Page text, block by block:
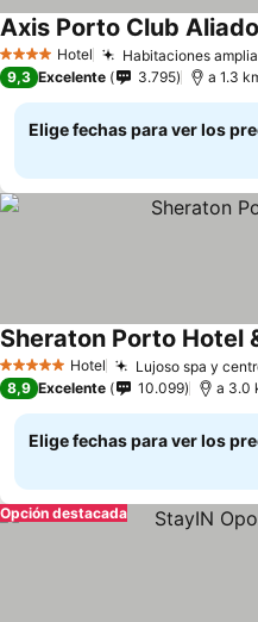
4 EstrellasHotel Habitaciones
Axis Porto Club
9,3 Excelente 3.795 a 1.3
Elige fechas para ver los
5 Estrellas Hotel Lujoso spa y
Sheraton Porto Hotel
8,9 Excelente 10.099 a 3.0
Elige fechas para ver los
Opción destacada